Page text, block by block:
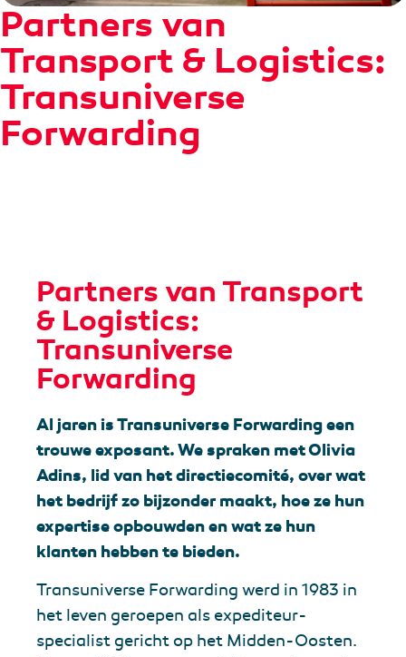
Partners van
Transport & Logistics:
Transuniverse
Forwarding
Partners van Transport
& Logistics:
Transuniverse
Forwarding
Al jaren is Transuniverse Forwarding een
trouwe exposant. We spraken met Olivia
Adins, lid van het directiecomité, over wat
het bedrijf zo bijzonder maakt, hoe ze hun
expertise opbouwden en wat ze hun
klanten hebben te bieden.
Transuniverse Forwarding werd in 1983 in
het leven geroepen als expediteur-
specialist gericht op het Midden-Oosten.